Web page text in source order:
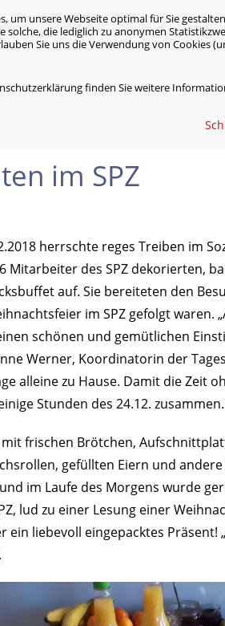
Unsere
im SPZ
herrschte reges Treiben im
Mitarbeiter des SPZ dekorierten,
auf. Sie bereiteten den
im SPZ gefolgt waren.
schönen und gemütlichen
Werner, Koordinatorin der
alleine zu Hause. Damit die Zeit
Stunden des 24.12. zusammen
frischen Brötchen,
gefüllten Eiern und andere
im Laufe des Morgens wurde
lud zu einer Lesung einer
ein liebevoll eingepacktes Präsent!
um unsere Webseite optimal für Sie
solche, die lediglich zu anonymen
Sie uns die Verwendung von Cookies
finden Sie weitere